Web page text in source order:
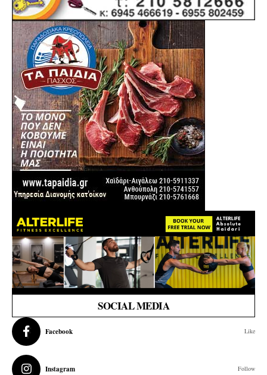
SOCIAL MEDIA
Facebook Like
Instagram Follow